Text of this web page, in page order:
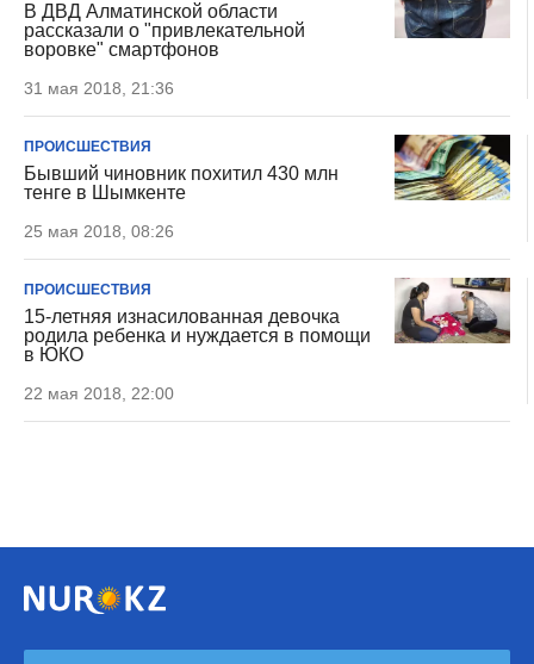
В ДВД Алматинской области
рассказали о "привлекательной
воровке" смартфонов
31 мая 2018, 21:36
ПРОИСШЕСТВИЯ
Бывший чиновник похитил 430 млн
тенге в Шымкенте
25 мая 2018, 08:26
ПРОИСШЕСТВИЯ
15-летняя изнасилованная девочка
родила ребенка и нуждается в помощи
в ЮКО
22 мая 2018, 22:00